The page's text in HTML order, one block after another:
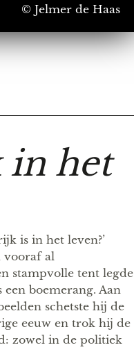
© Jelmer de Haas
in het
is in het leven?’
vooraf al
stampvolle tent legde
boemerang. Aan
schetste hij de
eeuw en trok hij de
zowel in de politiek